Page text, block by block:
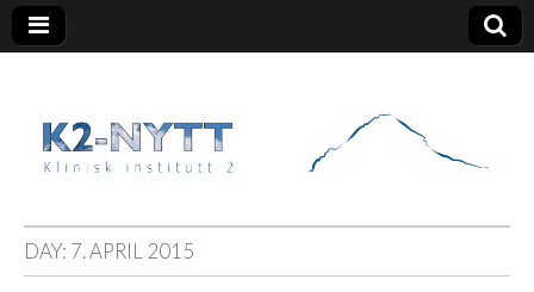
K2 Nytt
DAY: 7. APRIL 2015